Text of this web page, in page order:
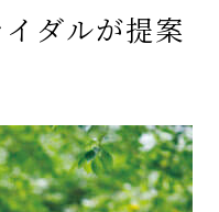
ダルが提案